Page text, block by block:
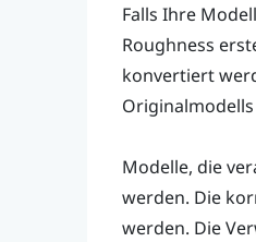
Falls Ihre
Roughness
konvertiert
Modelle, die
werden. Die
werden. Die